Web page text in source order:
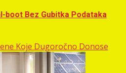
boot Bez Gubitka Podataka
Koje Dugoročno Donose